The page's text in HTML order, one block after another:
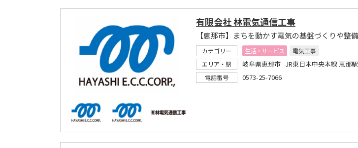
有限会社 林電気通信工事
カテゴリー 生活・サービス
電気工事
エリア・駅
岐阜県恵那市 JR東日本中央本線 恵那駅
電話番号 0573-25-7066